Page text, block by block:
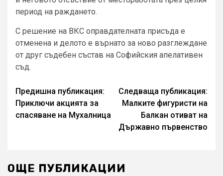
период на раждането.
С решение на ВКС оправдателната присъда е
отменена и делото е върнато за ново разглеждане
от друг съдебен състав на Софийския апелативен
съд.
Continue
Reading
Предишна публикация:
Приключи акцията за
спасяване на Мухалница
Следваща публикация:
Малките фигуристи на
Балкан отиват на
Държавно първенство
ОЩЕ ПУБЛИКАЦИИ